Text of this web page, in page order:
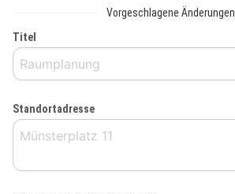
Vorgeschlagene Änderungen
Titel
Standortadresse